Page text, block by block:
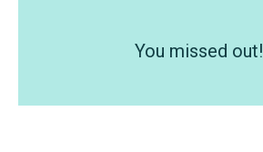
You missed out!